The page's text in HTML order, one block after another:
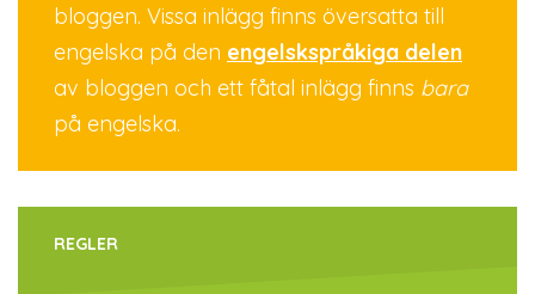
bloggen. Vissa inlägg finns översatta till
engelska på den engelskspråkiga delen
av bloggen och ett fåtal inlägg finns bara
på engelska.
REGLER